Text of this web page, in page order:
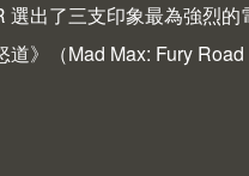
出了三支印象最為強烈
道》（Mad Max: Fury Road